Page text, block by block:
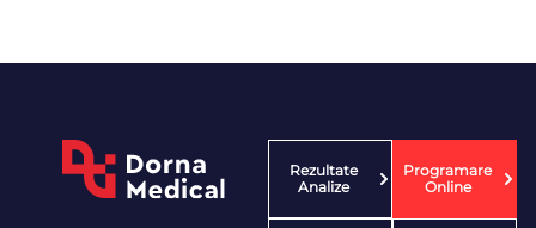
Rezultate
Analize
Programare
Online